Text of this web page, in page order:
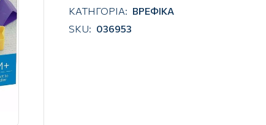
ΚΑΤΗΓΟΡΙΑ: ΒΡΕΦΙΚΑ
SKU: 036953